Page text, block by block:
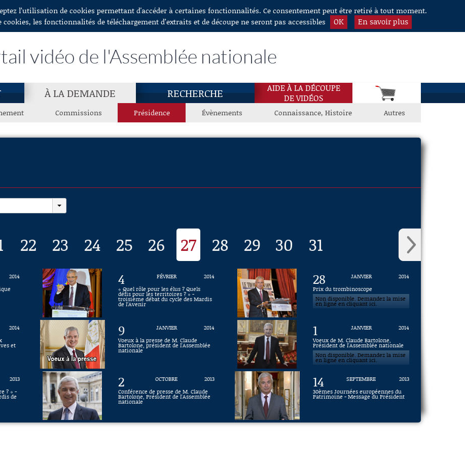
l’utilisation de cookies permettant d'accéder à certaines fonctionnalités. Ce consentement peut être retiré à tout moment.
cookies, les fonctionnalités de téléchargement d’extraits et de découpe ne seront pas accessibles
OK En savoir plus
vidéo de l'Assemblée nationale
À LA DEMANDE RECHERCHE
AIDE À LA DÉCOUPE
DE VIDÉOS
Commissions Présidence Évènements Connaissance, Histoire Autres
22 23 24 25 26 27 28 29 30 31
2014
4 FÉVRIER
2014
« Quel rôle pour les élus ? Quels
défis pour les territoires ? » -
troisième débat du cycle des Mardis
de l’Avenir
28 JANVIER
2014
Prix du trombinoscope
Non disponible. Demandez la mise
en ligne en cliquant ici.
2014
et
9 JANVIER
2014
Voeux à la presse de M. Claude
Bartolone, président de l'Assemblée
nationale
1 JANVIER
2014
Voeux de M. Claude Bartolone,
Président de l'Assemblée nationale
Non disponible. Demandez la mise
en ligne en cliquant ici.
2013
? » -
de
2 OCTOBRE
2013
Conférence de presse de M. Claude
Bartolone, Président de l'Assemblée
nationale
14 SEPTEMBRE
2013
30èmes Journées européennes du
Patrimoine - Message du Président